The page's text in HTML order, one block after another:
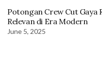
Potongan Crew Cut Gaya
Relevan di Era Modern
June 5, 2025